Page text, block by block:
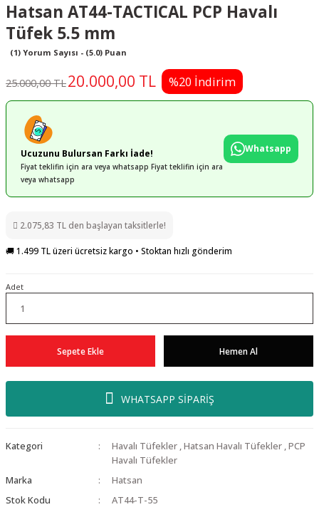
Hatsan AT44-TACTICAL PCP Havalı
Tüfek 5.5 mm
(1) Yorum Sayısı - (5.0) Puan
25.000,00 TL20.000,00 TL %20 İndirim
Ucuzunu Bulursan Farkı İade!
Fiyat teklifin için ara veya whatsapp Fiyat teklifin için ara
veya whatsapp
Whatsapp
2.075,83 TL den başlayan taksitlerle!
🚚 1.499 TL üzeri ücretsiz kargo • Stoktan hızlı gönderim
Adet
Sepete Ekle Hemen Al
WHATSAPP SİPARİŞ
Kategori Havalı Tüfekler ,Hatsan Havalı Tüfekler ,PCP
Havalı Tüfekler
Marka
Hatsan
Stok Kodu
AT44-T-55